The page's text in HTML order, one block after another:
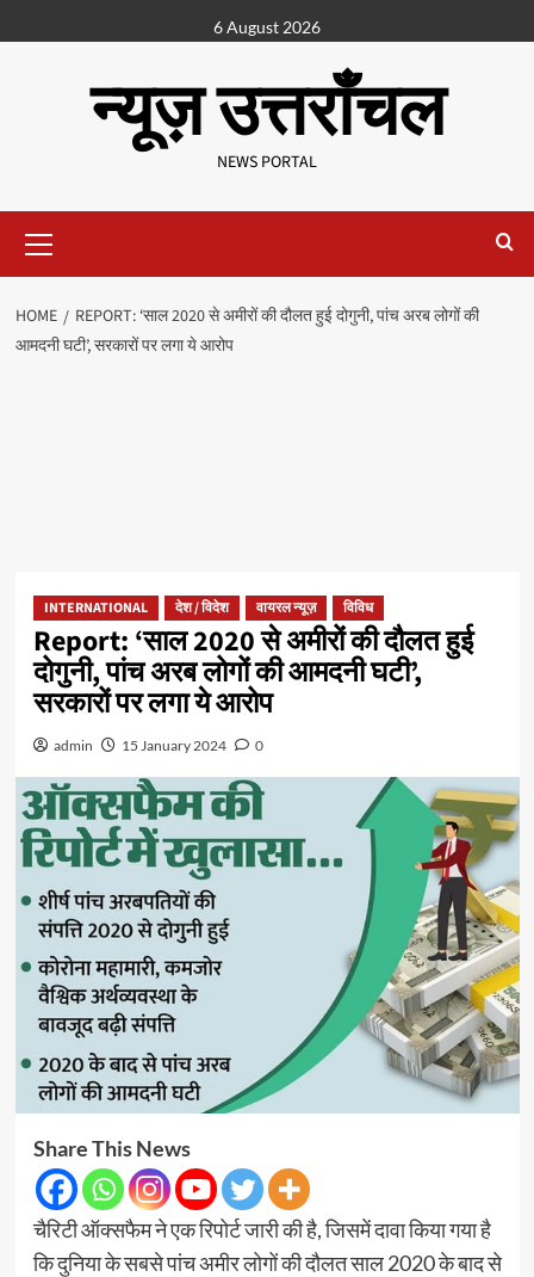
6 August 2026
न्यूज़ उत्तराँचल
NEWS PORTAL
HOME
REPORT: ‘साल 2020 से अमीरों की दौलत हुई दोगुनी, पांच अरब लोगों की
आमदनी घटी’, सरकारों पर लगा ये आरोप
INTERNATIONAL देश / विदेश वायरल न्यूज़ विविध
Report: ‘साल 2020 से अमीरों की दौलत हुई
दोगुनी, पांच अरब लोगों की आमदनी घटी’,
सरकारों पर लगा ये आरोप
admin 15 January 2024 0
Share This News
चैरिटी ऑक्सफैम ने एक रिपोर्ट जारी की है, जिसमें दावा किया गया है
कि दुनिया के सबसे पांच अमीर लोगों की दौलत साल 2020 के बाद से